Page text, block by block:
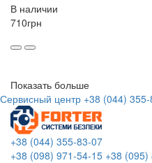
В наличии
710грн
Показать больше
Сервисный центр +38 (044)
+38 (044) 355-83-07
+38 (098) 971-54-15 +38 (095)